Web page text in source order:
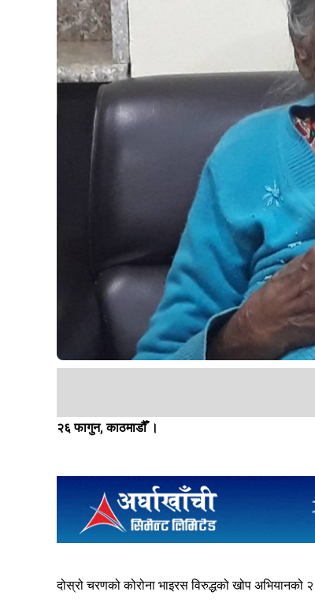
२६ फागुन, काठमाडौँ ।
दोस्रो चरणको कोरोना भाइरस विरुद्धको खोप